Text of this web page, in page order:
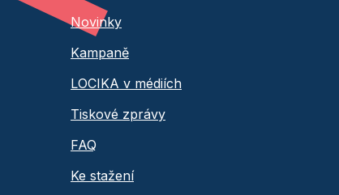
Novinky
Kampaně
LOCIKA v médiích
Tiskové zprávy
FAQ
Ke stažení